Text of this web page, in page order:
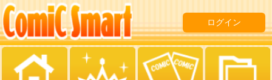
ログイン